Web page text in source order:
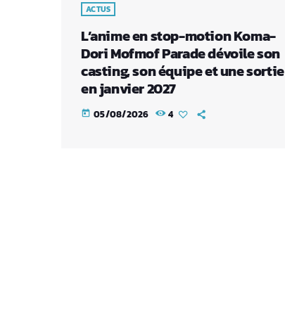
ACTUS
L’anime en stop-motion Koma-
Dori Mofmof Parade dévoile son
casting, son équipe et une sortie
en janvier 2027
today 05/08/2026 4